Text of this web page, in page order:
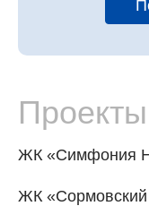
Проекты
ЖК «Симфония
ЖК «Сормовский